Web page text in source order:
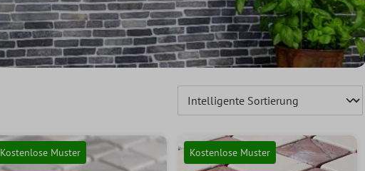
Kostenlose Muster Kostenlose Muster